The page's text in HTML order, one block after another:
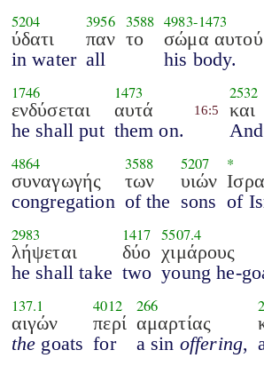
5204
ύδατι
in water
3956
παν
all
3588
το
4983-1473
σώμα αυτού
his body.
1746
ενδύσεται
he shall put
1473
αυτά
them on.
16:5
2532
και
And
4864
συναγωγής
congregation
3588
των
of the
5207
υιών
sons
*
of
2983
λήψεται
he shall take
1417
δύο
two
5507.4
χιμάρους
young he-
137.1
αιγών
the goats
4012
περί
for
266
αμαρτίας
a sin offering,